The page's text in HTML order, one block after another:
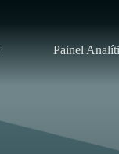
Painel